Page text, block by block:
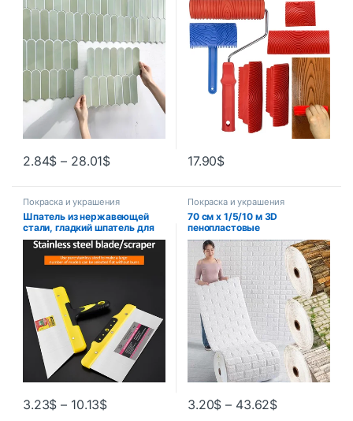
плитка, фартук для кухни,
ванной комнаты, устойчивая
2.84$ – 28.01$
краски, инструменты для
узора древесины для стены,
комнаты, художественный
набор инструментов под
дерево
17.90$
Покраска и украшения
Шпатель из нержавеющей
стали, гладкий шпатель для
гипсокартона, гибкий
шпатель, инструменты для
отделки краски,
3.23$ – 10.13$
Покраска и украшения
70 см x 1/5/10 м 3D
пенопластовые
самоклеящиеся обои
водостойкие наклейки на
кирпичную стену гостиная
спальня наклейки на стену
украшение дома
3.20$ – 43.62$